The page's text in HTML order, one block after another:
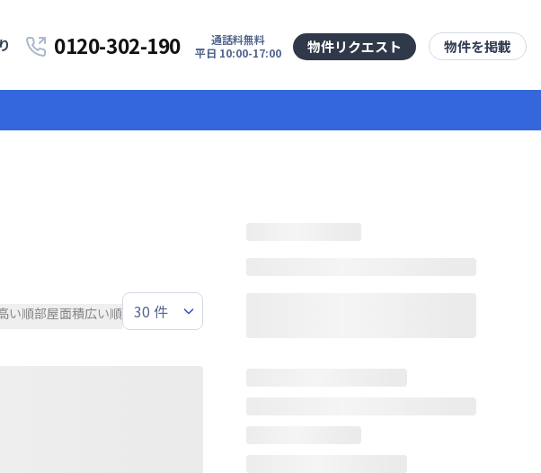
0120-302-190
通話料無料
平日 10:00-17:00
物件リクエスト 物件を掲載
い順部屋面積広い順